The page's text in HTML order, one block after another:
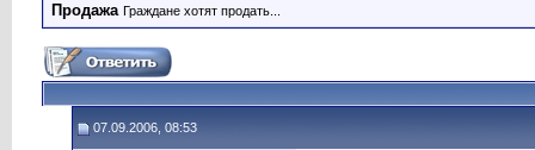
Продажа Граждане хотят продать...
07.09.2006, 08:53